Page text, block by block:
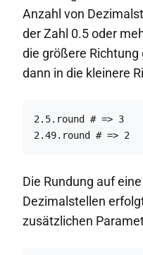
Anzahl von
der Zahl 0.5 oder
die größere
dann in die kleinere
2.5.round # => 3
2.49.round # => 2
Die Rundung auf
Dezimalstellen
zusätzlichen